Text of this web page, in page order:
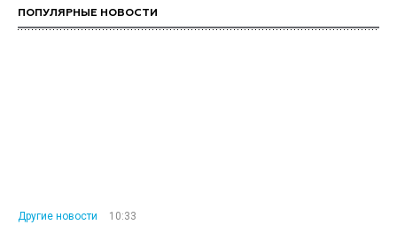
ПОПУЛЯРНЫЕ НОВОСТИ
Другие новости
10:33